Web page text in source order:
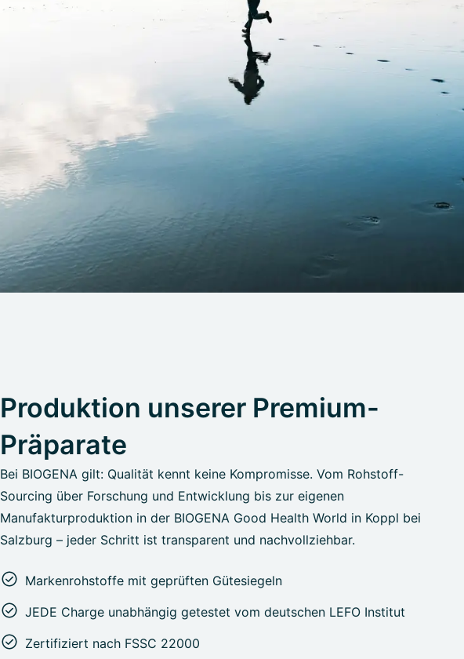
Produktion unserer Premium-
Präparate
Bei BIOGENA gilt: Qualität kennt keine Kompromisse. Vom Rohstoff-
Sourcing über Forschung und Entwicklung bis zur eigenen
Manufakturproduktion in der BIOGENA Good Health World in Koppl bei
Salzburg – jeder Schritt ist transparent und nachvollziehbar.
Markenrohstoffe mit geprüften Gütesiegeln
JEDE Charge unabhängig getestet vom deutschen LEFO Institut
Zertifiziert nach FSSC 22000